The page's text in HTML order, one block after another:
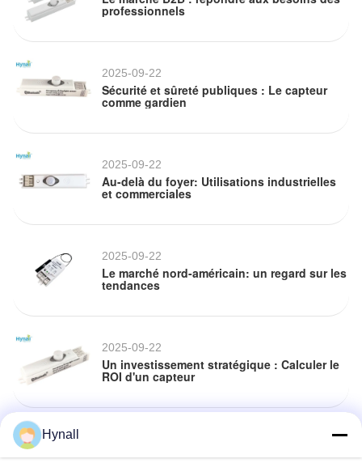
professionnels
2025-09-22
Sécurité et sûreté publiques : Le capteur
comme gardien
2025-09-22
Au-delà du foyer: Utilisations industrielles
et commerciales
2025-09-22
Le marché nord-américain: un regard sur les
tendances
2025-09-22
Un investissement stratégique : Calculer le
ROI d'un capteur
Le cœur de la maison intelligente : comment
Hynall